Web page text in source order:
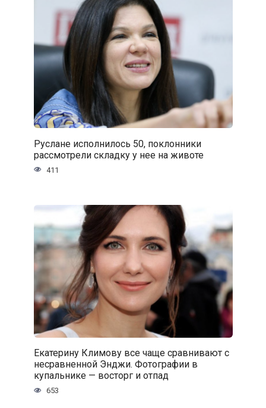
Руслане исполнилось 50, поклонники
рассмотрели складку у нее на животе
411
Екатерину Климову все чаще сравнивают с
несравненной Энджи. Фотографии в
купальнике — восторг и отпад
653